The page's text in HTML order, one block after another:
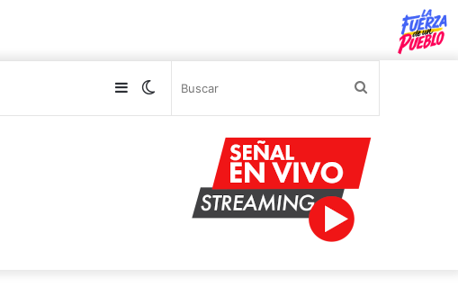
Switch
Sidebar